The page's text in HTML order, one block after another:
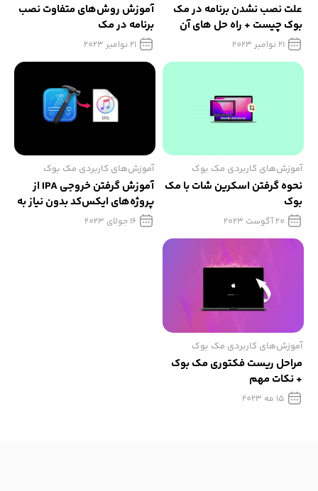
علت نصب نشدن برنامه در مک
بوک چیست + راه حل های آن
21 نوامبر 2023
آموزش روش‌های متفاوت نصب
برنامه در مک
21 نوامبر 2023
آموزش‌های کاربردی مک بوک
نحوه گرفتن اسکرین شات با مک
بوک
20 آگوست 2023
آموزش‌های کاربردی مک بوک
آموزش گرفتن خروجی IPA از
پروژه‌های ایکس‌کد بدون نیاز به
اکانت دولوپر
16 جولای 2023
آموزش‌های کاربردی مک بوک
مراحل ریست فکتوری مک بوک
+ نکات مهم
15 مه 2023